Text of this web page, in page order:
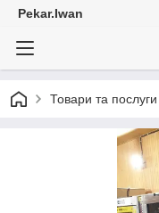
Pekar.Iwan
Товари та послуги